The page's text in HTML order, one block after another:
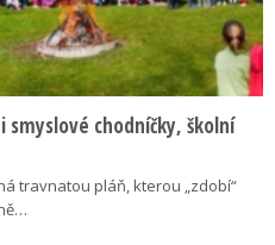
chodníčky, školní
travnatou pláň, kterou „zdobí“